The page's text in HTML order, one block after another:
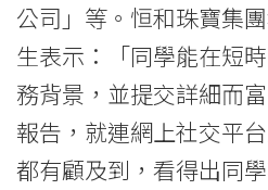
公司」等。恒和珠寶集
生表示：「同學能在短
務背景，並提交詳細而
報告，就連網上社交平
都有顧及到，看得出同